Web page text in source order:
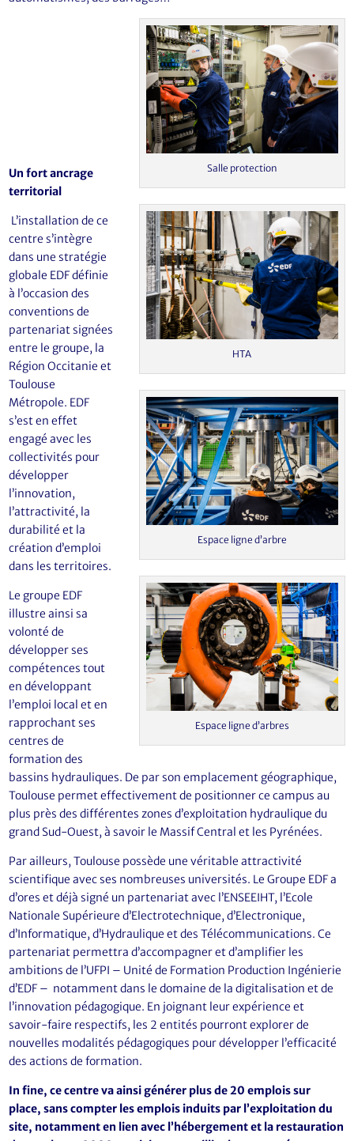
Salle protection
HTA
Espace ligne d’arbre
Espace ligne d’arbres
Un fort ancrage
territorial
L’installation de ce
centre s’intègre
dans une stratégie
globale EDF définie
à l’occasion des
conventions de
partenariat signées
entre le groupe, la
Région Occitanie et
Toulouse
Métropole. EDF
s’est en effet
engagé avec les
collectivités pour
développer
l’innovation,
l’attractivité, la
durabilité et la
création d’emploi
dans les territoires.
Le groupe EDF
illustre ainsi sa
volonté de
développer ses
compétences tout
en développant
l’emploi local et en
rapprochant ses
centres de
formation des
bassins hydrauliques. De par son emplacement géographique,
Toulouse permet effectivement de positionner ce campus au
plus près des différentes zones d’exploitation hydraulique du
grand Sud-Ouest, à savoir le Massif Central et les Pyrénées.
Par ailleurs, Toulouse possède une véritable attractivité
scientifique avec ses nombreuses universités. Le Groupe EDF a
d’ores et déjà signé un partenariat avec l’ENSEEIHT, l’Ecole
Nationale Supérieure d’Electrotechnique, d’Electronique,
d’Informatique, d’Hydraulique et des Télécommunications. Ce
partenariat permettra d’accompagner et d’amplifier les
ambitions de l’UFPI – Unité de Formation Production Ingénierie
d’EDF – notamment dans le domaine de la digitalisation et de
l’innovation pédagogique. En joignant leur expérience et
savoir-faire respectifs, les 2 entités pourront explorer de
nouvelles modalités pédagogiques pour développer l’efficacité
des actions de formation.
In fine, ce centre va ainsi générer plus de 20 emplois sur
place, sans compter les emplois induits par l’exploitation du
site, notamment en lien avec l’hébergement et la restauration